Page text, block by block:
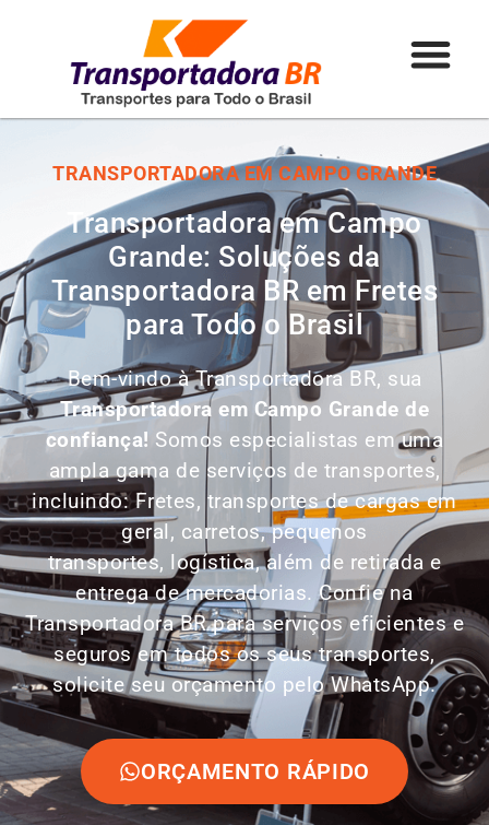
TRANSPORTADORA EM CAMPO GRANDE
Transportadora em Campo
Grande: Soluções da
Transportadora BR em Fretes
para Todo o Brasil
Bem-vindo à Transportadora BR, sua
Transportadora em Campo Grande de
confiança! Somos especialistas em uma
ampla gama de serviços de transportes,
incluindo: Fretes, transportes de cargas em
geral, carretos, pequenos
transportes, logística, além de retirada e
entrega de mercadorias. Confie na
Transportadora BR para serviços eficientes e
seguros em todos os seus transportes,
solicite seu orçamento pelo WhatsApp.
ORÇAMENTO RÁPIDO